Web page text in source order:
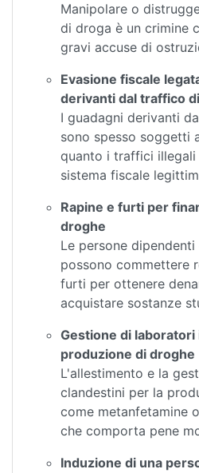
Manipolare o
di droga è un crimine
gravi accuse di
Evasione fiscale
derivanti dal traffico
I guadagni derivanti
sono spesso soggetti
quanto i traffici
sistema fiscale
Rapine e furti per
droghe
Le persone
possono commettere
furti per ottenere
acquistare sostanze
Gestione di laboratori
produzione di droghe
L'allestimento e la
clandestini per la
come metanfetamine
che comporta pene
Induzione di una